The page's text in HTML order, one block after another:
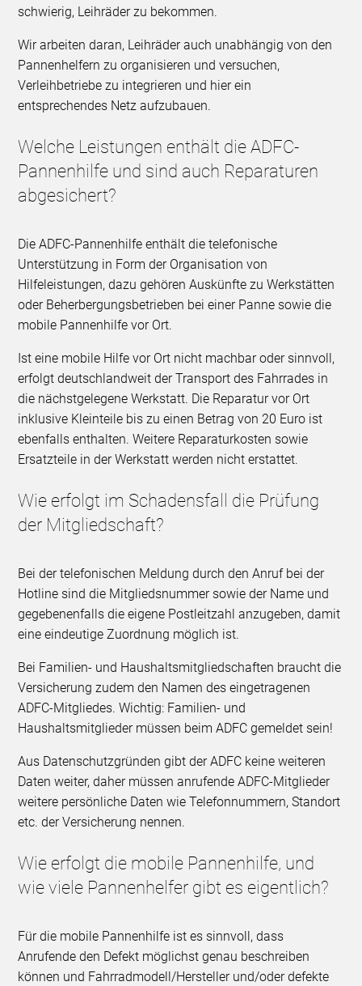
schwierig, Leihräder zu bekommen.
Wir arbeiten daran, Leihräder auch unabhängig von den
Pannenhelfern zu organisieren und versuchen,
Verleihbetriebe zu integrieren und hier ein
entsprechendes Netz aufzubauen.
Welche Leistungen enthält die ADFC-
Pannenhilfe und sind auch Reparaturen
abgesichert?
Die ADFC-Pannenhilfe enthält die telefonische
Unterstützung in Form der Organisation von
Hilfeleistungen, dazu gehören Auskünfte zu Werkstätten
oder Beherbergungsbetrieben bei einer Panne sowie die
mobile Pannenhilfe vor Ort.
Ist eine mobile Hilfe vor Ort nicht machbar oder sinnvoll,
erfolgt deutschlandweit der Transport des Fahrrades in
die nächstgelegene Werkstatt. Die Reparatur vor Ort
inklusive Kleinteile bis zu einen Betrag von 20 Euro ist
ebenfalls enthalten. Weitere Reparaturkosten sowie
Ersatzteile in der Werkstatt werden nicht erstattet.
Wie erfolgt im Schadensfall die Prüfung
der Mitgliedschaft?
Bei der telefonischen Meldung durch den Anruf bei der
Hotline sind die Mitgliedsnummer sowie der Name und
gegebenenfalls die eigene Postleitzahl anzugeben, damit
eine eindeutige Zuordnung möglich ist.
Bei Familien- und Haushaltsmitgliedschaften braucht die
Versicherung zudem den Namen des eingetragenen
ADFC-Mitgliedes. Wichtig: Familien- und
Haushaltsmitglieder müssen beim ADFC gemeldet sein!
Aus Datenschutzgründen gibt der ADFC keine weiteren
Daten weiter, daher müssen anrufende ADFC-Mitglieder
weitere persönliche Daten wie Telefonnummern, Standort
etc. der Versicherung nennen.
Wie erfolgt die mobile Pannenhilfe, und
wie viele Pannenhelfer gibt es eigentlich?
Für die mobile Pannenhilfe ist es sinnvoll, dass
Anrufende den Defekt möglichst genau beschreiben
können und Fahrradmodell/Hersteller und/oder defekte